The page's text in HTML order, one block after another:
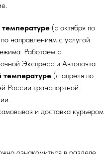
температуре (с октября по
направлениям с услугой
Работаем с
Экспресс и Автопочта
температуре (с апреля по
России транспортной
и доставка курьером